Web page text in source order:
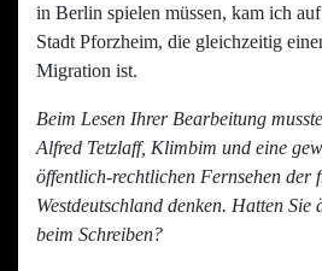
in Berlin spielen müssen, kam ich
Stadt Pforzheim, die gleichzeitig
Migration ist.
Beim Lesen Ihrer Bearbeitung
Alfred Tetzlaff, Klimbim und eine
öffentlich-rechtlichen Fernsehen der
Westdeutschland denken. Hatten Sie
beim Schreiben?